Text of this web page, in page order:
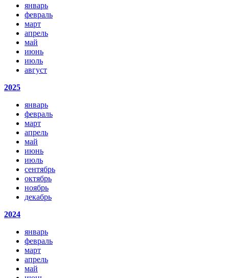
январь
февраль
март
апрель
май
июнь
июль
август
2025
январь
февраль
март
апрель
май
июнь
июль
сентябрь
октябрь
ноябрь
декабрь
2024
январь
февраль
март
апрель
май